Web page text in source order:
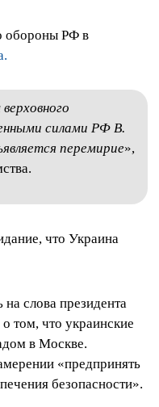
обороны РФ в
силами РФ В.
перемирие»,
что Украина
слова президента
том, что украинские
в Москве.
«предпринять
безопасности».